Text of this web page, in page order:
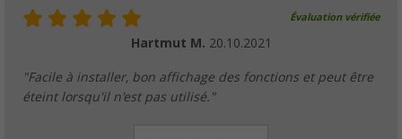
Évaluation vérifiée
Hartmut M. 20.10.2021
"Facile à installer, bon affichage des fonctions et peut être
éteint lorsqu'il n'est pas utilisé."